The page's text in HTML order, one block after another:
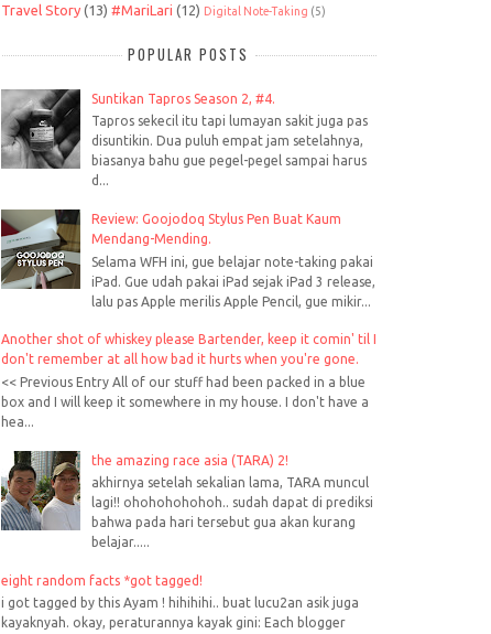
Travel Story (13) #MariLari (12) Digital Note-Taking (5)
POPULAR POSTS
Suntikan Tapros Season 2, #4.
Tapros sekecil itu tapi lumayan sakit juga pas
disuntikin. Dua puluh empat jam setelahnya,
biasanya bahu gue pegel-pegel sampai harus
d...
Review: Goojodoq Stylus Pen Buat Kaum
Mendang-Mending.
Selama WFH ini, gue belajar note-taking pakai
iPad. Gue udah pakai iPad sejak iPad 3 release,
lalu pas Apple merilis Apple Pencil, gue mikir...
Another shot of whiskey please Bartender, keep it comin' til I
don't remember at all how bad it hurts when you're gone.
<< Previous Entry All of our stuff had been packed in a blue
box and I will keep it somewhere in my house. I don't have a
hea...
the amazing race asia (TARA) 2!
akhirnya setelah sekalian lama, TARA muncul
lagi!! ohohohohohoh.. sudah dapat di prediksi
bahwa pada hari tersebut gua akan kurang
belajar.....
eight random facts *got tagged!
i got tagged by this Ayam ! hihihihi.. buat lucu2an asik juga
kayaknyah. okay, peraturannya kayak gini: Each blogger